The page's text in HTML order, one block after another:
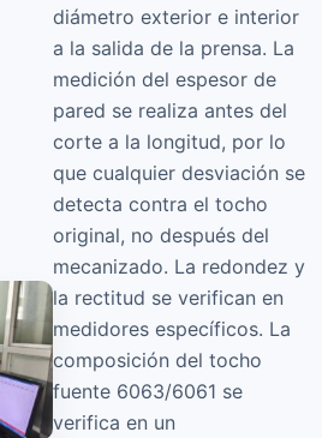
diámetro exterior e interior
a la salida de la prensa. La
medición del espesor de
pared se realiza antes del
corte a la longitud, por lo
que cualquier desviación se
detecta contra el tocho
original, no después del
mecanizado. La redondez y
la rectitud se verifican en
medidores específicos. La
composición del tocho
fuente 6063/6061 se
verifica en un